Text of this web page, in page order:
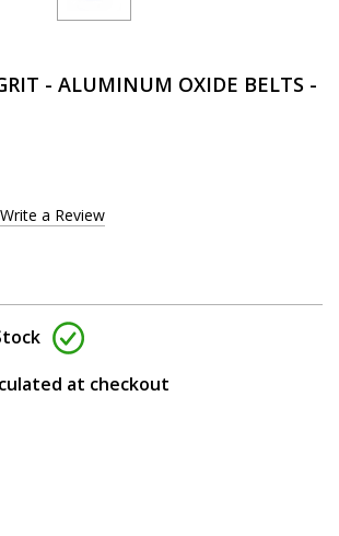
- ALUMINUM OXIDE BELTS -
Write a Review
at checkout